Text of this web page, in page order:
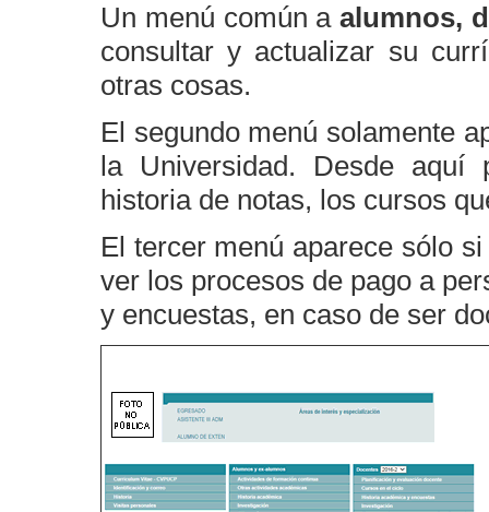
Un menú común a alumnos,
consultar y actualizar su
otras cosas.
El segundo menú solamente
la Universidad. Desde aquí
historia de notas, los cursos
El tercer menú aparece sólo
ver los procesos de pago a
y encuestas, en caso de ser